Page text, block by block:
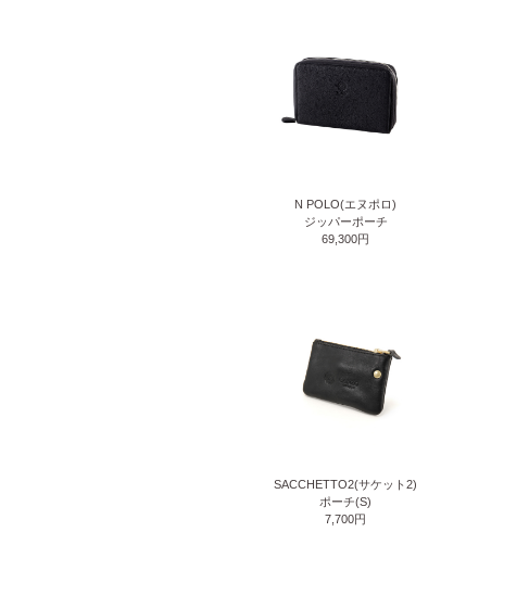
N POLO(エヌポロ)
ジッパーポーチ
69,300円
SACCHETTO2(サケット2)
ポーチ(S)
7,700円